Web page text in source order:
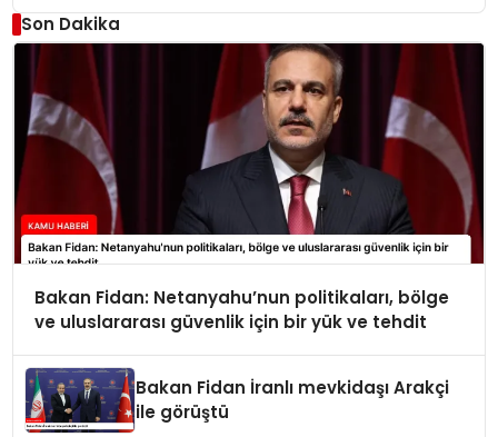
Son Dakika
Bakan Fidan: Netanyahu’nun politikaları, bölge
ve uluslararası güvenlik için bir yük ve tehdit
Bakan Fidan İranlı mevkidaşı Arakçi
ile görüştü